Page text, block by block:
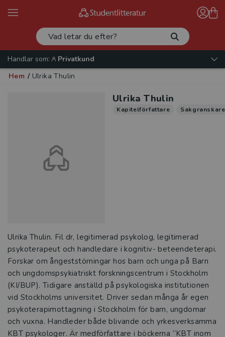
Handlar som:
Privatkund
Hem / Ulrika Thulin
Ulrika Thulin
Kapitelförfattare Sakgranskare
Ulrika Thulin. Fil dr, legitimerad psykolog, legitimerad
psykoterapeut och handledare i kognitiv- beteendeterapi.
Forskar om ångeststörningar hos barn och unga på Barn
och ungdomspsykiatriskt forskningscentrum i Stockholm
(KI/BUP). Tidigare anställd på psykologiska institutionen
vid Stockholms universitet. Driver sedan många år egen
psykoterapimottagning i Stockholm för barn, ungdomar
och vuxna. Handleder både blivande och yrkesverksamma
KBT psykologer. Är medförfattare i böckerna “KBT inom